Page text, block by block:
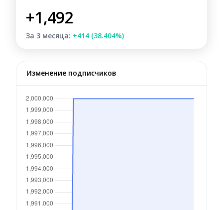
+1,492
За 3 месяца: +414 (38.404%)
Изменение подписчиков